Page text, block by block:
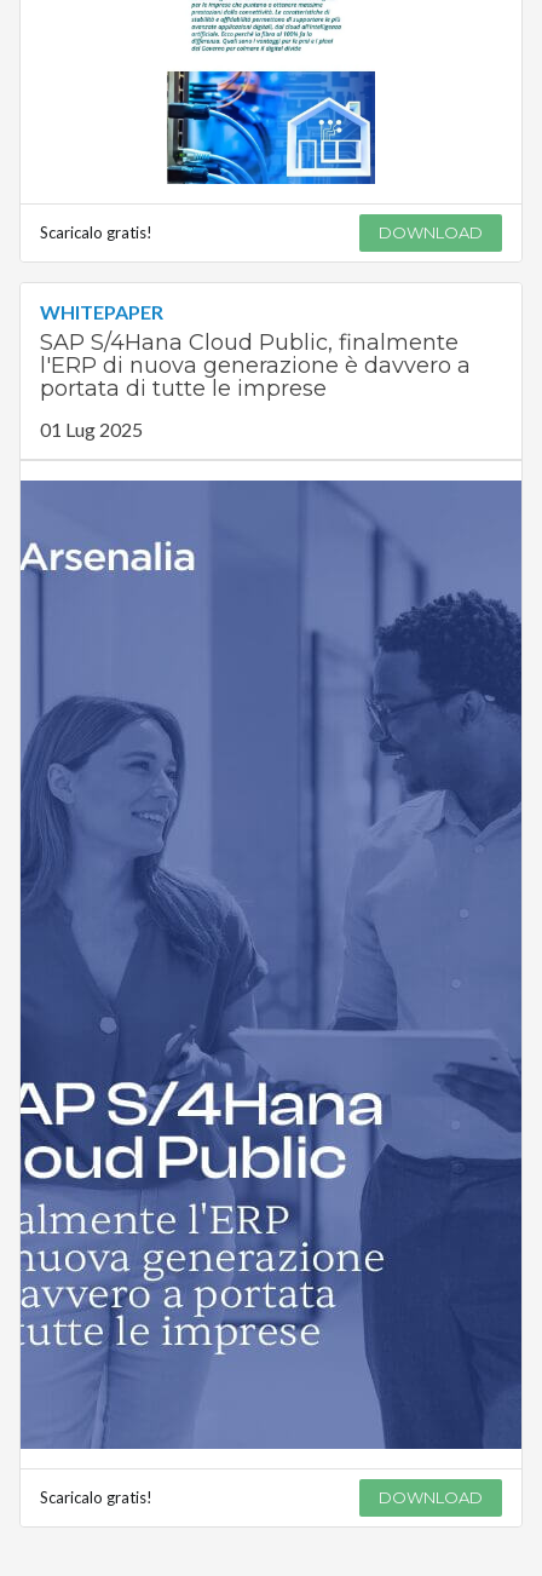
Scaricalo gratis! DOWNLOAD
WHITEPAPER
SAP S/4Hana Cloud Public, finalmente
l'ERP di nuova generazione è davvero a
portata di tutte le imprese
01 Lug 2025
Scaricalo gratis! DOWNLOAD